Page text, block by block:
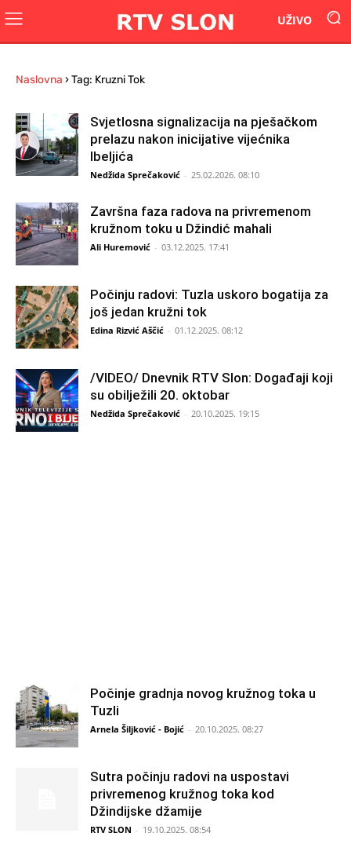
UŽIVO
Naslovna ›Tag: Kruzni Tok
Svjetlosna signalizacija na pješačkom
prelazu nakon inicijative vijećnika
Ibeljića
Nedžida Sprečaković - 25.02.2026. 08:10
Završna faza radova na privremenom
kružnom toku u Džindić mahali
Ali Huremović - 03.12.2025. 17:41
Počinju radovi: Tuzla uskoro bogatija za
još jedan kružni tok
Edina Rizvić Aščić - 01.12.2025. 08:12
/VIDEO/ Dnevnik RTV Slon: Događaji koji
su obilježili 20. oktobar
Nedžida Sprečaković - 20.10.2025. 19:15
Počinje gradnja novog kružnog toka u
Tuzli
Arnela Šiljković - Bojić - 20.10.2025. 08:27
Sutra počinju radovi na uspostavi
privremenog kružnog toka kod
Džindijske džamije
RTV SLON - 19.10.2025. 08:54